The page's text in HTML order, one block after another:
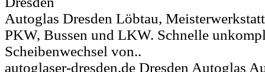
Autoglas Dresden Löbtau,
PKW, Bussen und LKW. Schnelle
Scheibenwechsel von..
autoglaser-dresden.de Dresden Autoglas